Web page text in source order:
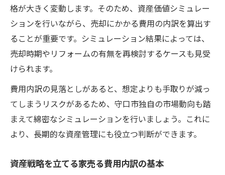
法
家売る費用内訳の築年数別ポイントを解説
築浅と築古で異なる家売る費用の内訳とは
家売る際に築年数が費用に及ぼす影響を分
析
築年数別の家売る費用内訳で損しないコツ
固定資産税評価額から見える家売るポイント
固定資産税評価額と家売る費用内訳の関係
性
家売る際に評価額を活用した費用計算のコ
格が大きく変動します。そのため、資産価値シミュレー
ションを行いながら、売却にかかる費用の内訳を算出す
ることが重要です。シミュレーション結果によっては、
売却時期やリフォームの有無を再検討するケースも見受
けられます。
費用内訳の見落としがあると、想定よりも手取りが減っ
てしまうリスクがあるため、守口市独自の市場動向も踏
まえて綿密なシミュレーションを行いましょう。これに
より、長期的な資産管理にも役立つ判断ができます。
資産戦略を立てる家売る費用内訳の基本